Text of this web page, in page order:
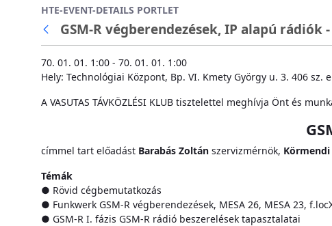
Ugrás a fő tartalomhoz
HTE-EVENT-DETAILS PORTLET
Vissza
GSM-R végberendezések, IP alapú
70. 01. 01. 1:00 - 70. 01. 01. 1:00
Hely: Technológiai Központ, Bp. VI. Kmety György u. 3. 406 sz.
A VASUTAS TÁVKÖZLÉSI KLUB tisztelettel meghívja Önt és
címmel tart előadást Barabás Zoltán szervizmérnök,
Témák
● Rövid cégbemutatkozás
● Funkwerk GSM-R végberendezések, MESA 26, MESA 23,
● GSM-R I. fázis GSM-R rádió beszerelések tapasztalatai